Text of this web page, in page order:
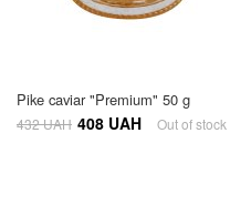
Pike caviar "Premium" 50 g
432 UAH 408 UAH Out of stock